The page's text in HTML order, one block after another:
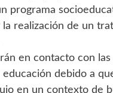
programa
realización de un
en contacto con las
debido a
en un contexto de